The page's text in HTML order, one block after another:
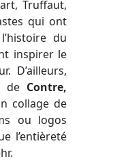
Truffaut,
qui ont
du
inspirer le
D’ailleurs,
de Contre,
collage de
ou logos
l’entièreté